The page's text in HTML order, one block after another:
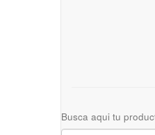
Busca aqui tu